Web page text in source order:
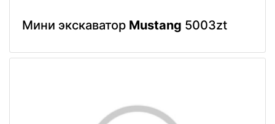
Мини экскаватор Mustang 5003zt